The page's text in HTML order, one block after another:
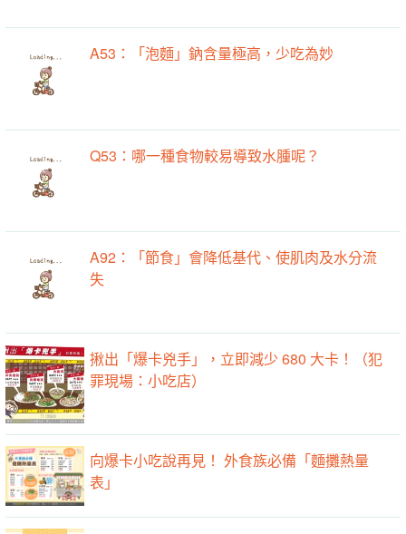
A53：「泡麵」鈉含量極高，少吃為妙
Q53：哪一種食物較易導致水腫呢？
A92：「節食」會降低基代、使肌肉及水分流
失
揪出「爆卡兇手」，立即減少 680 大卡！（犯
罪現場：小吃店）
向爆卡小吃說再見！ 外食族必備「麵攤熱量
表」